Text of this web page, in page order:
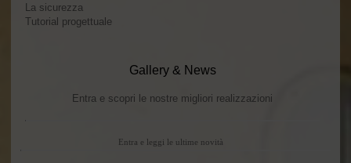
La sicurezza
Tutorial progettuale
Gallery & News
Entra e scopri le nostre migliori realizzazioni
Entra e leggi le ultime novità